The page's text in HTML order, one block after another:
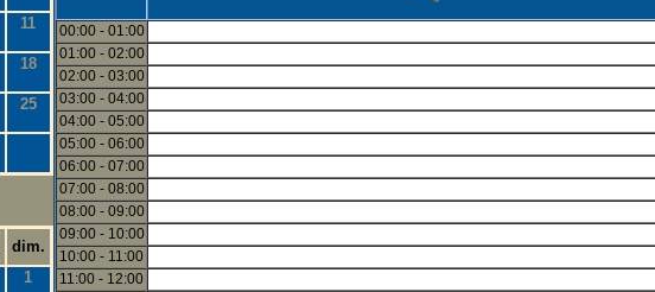
11
18
25
dim.
1
00:00 - 01:00
01:00 - 02:00
02:00 - 03:00
03:00 - 04:00
04:00 - 05:00
05:00 - 06:00
06:00 - 07:00
07:00 - 08:00
08:00 - 09:00
09:00 - 10:00
10:00 - 11:00
11:00 - 12:00